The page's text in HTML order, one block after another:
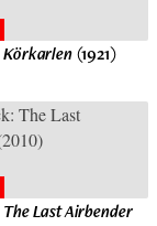
Körkarlen(1921)
The Last Airbender